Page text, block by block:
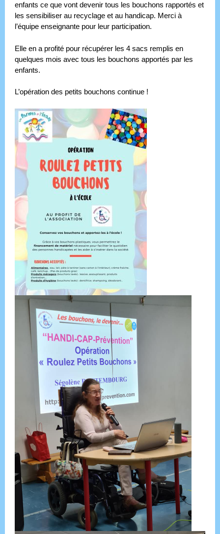
enfants ce que vont devenir tous les bouchons rapportés et
les sensibiliser au recyclage et au handicap. Merci à
l’équipe enseignante pour leur participation.
Elle en a profité pour récupérer les 4 sacs remplis en
quelques mois avec tous les bouchons apportés par les
enfants.
L’opération des petits bouchons continue !